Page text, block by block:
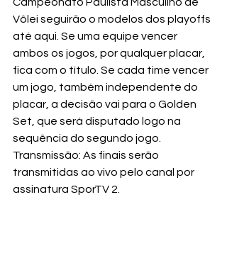
Campeonato Paulista Masculino de
Vôlei seguirão o modelos dos playoffs
até aqui. Se uma equipe vencer
ambos os jogos, por qualquer placar,
fica com o título. Se cada time vencer
um jogo, também independente do
placar, a decisão vai para o Golden
Set, que será disputado logo na
sequência do segundo jogo.
Transmissão: As finais serão
transmitidas ao vivo pelo canal por
assinatura SporTV 2.